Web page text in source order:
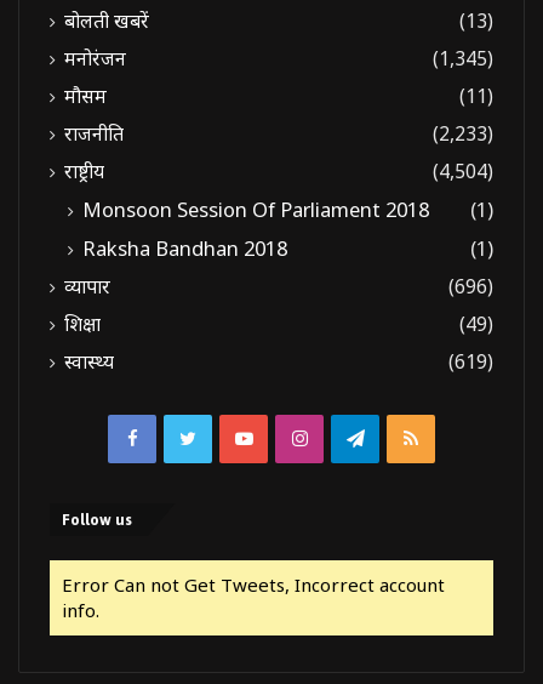
बोलती खबरें
(13)
मनोरंजन
(1,345)
मौसम
(11)
राजनीति
(2,233)
राष्ट्रीय
(4,504)
Monsoon Session Of Parliament 2018
(1)
Raksha Bandhan 2018
(1)
व्यापार
(696)
शिक्षा
(49)
स्वास्थ्य
(619)
FacebookTwitterYouTubeInstagramTelegram
RSS
Follow us
Error Can not Get Tweets, Incorrect account
info.